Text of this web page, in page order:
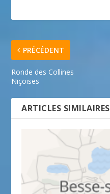
PRÉCÉDENT
Ronde des Collines
Niçoises
ARTICLES SIMILAIRES